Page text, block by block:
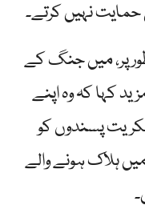
نہیں کرتے۔
پر، میں جنگ کے
کہا کہ وہ اپنے
پسندوں کو
ہلاک ہونے والے